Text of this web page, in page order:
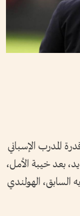
المدرب الإسباني
بعد خيبة الأمل،
السابق، الهولندي